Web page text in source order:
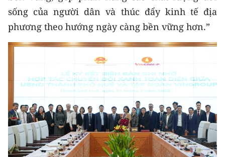
sống của người dân và thúc đẩy kinh tế địa
phương theo hướng ngày càng bền vững hơn.”